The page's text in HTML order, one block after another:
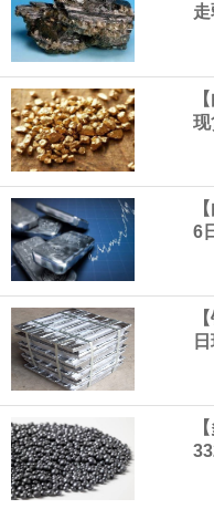
周四，亚洲科技股
全球科技股波动性
芯片设备制造商东
股价下跌超过10%
WPP股价料创
谷歌规划的印度数
在地上方的山坡已
环保人士的反对声
美元的项目制造重
现
6